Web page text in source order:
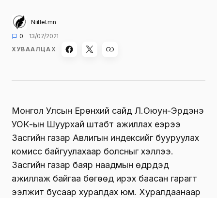
Niitlel.mn
0
13/07/2021
ХУВААЛЦАХ
Монгол Улсын Ерөнхий сайд Л.Оюун-Эрдэнэ
УОК-ын Шуурхай штабт ажиллах үеэрээ
Засгийн газар Авлигын индексийг бууруулах
комисс байгуулахаар болсныг хэллээ.
Засгийн газар баяр наадмын өдрүүдэд
ажиллаж байгаа бөгөөд ирэх баасан гарагт
ээлжит бусаар хуралдах юм. Хуралдаанаар